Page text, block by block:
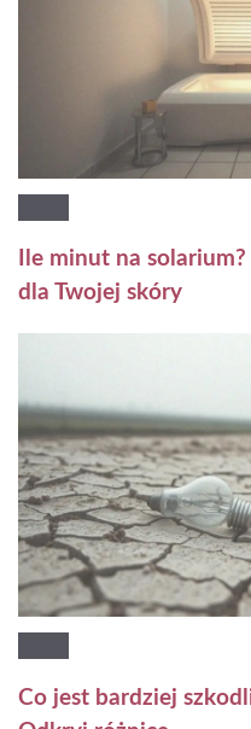
Ile minut na
dla Twojej skóry
Co jest bardziej